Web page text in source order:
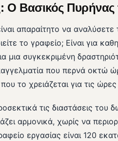
Βασικός Πυρήνας
απαραίτητο να αναλύσετε
το γραφείο; Είναι για
μια συγκεκριμένη
που περνά οκτώ
το χρειάζεται για τις
τις διαστάσεις του
αρμονικά, χωρίς να
εργασίας είναι 120